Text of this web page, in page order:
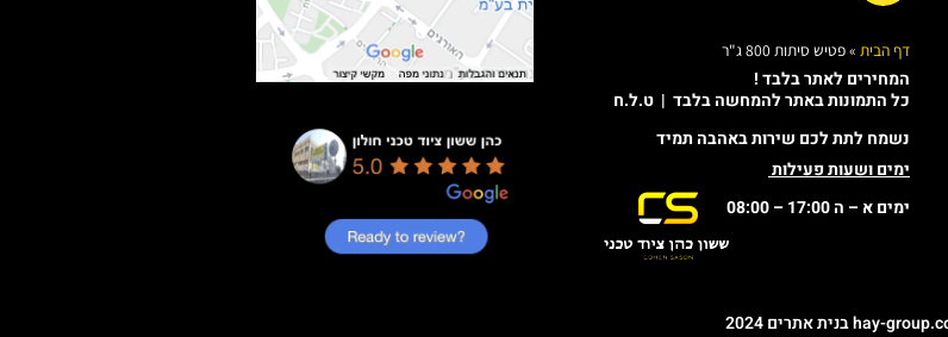
דף הבית »פטיש סיתות 800 ג"ר
המחירים לאתר בלבד !
כל התמונות באתר להמחשה בלבד | ט.ל.ח
נשמח לתת לכם שירות באהבה תמיד
ימים ושעות פעילות
ימים א – ה 17:00 – 08:00